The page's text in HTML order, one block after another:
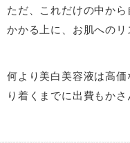
ただ、これだけの中か
かかる上に、お肌へのリ
何より美白美容液は高
り着くまでに出費もかさ